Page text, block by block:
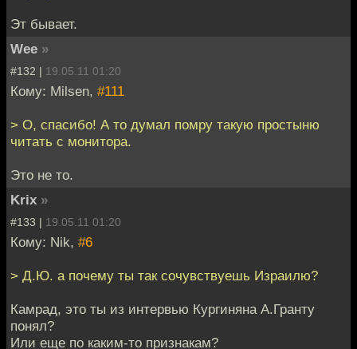
Эт бывает.
Wee »
#132 | 19.05.11 01:20
Кому: Milsen, #111
> О, спасибо! А то думал помру такую простыню
читать с монитора.
Это не то.
Krix »
#133 | 19.05.11 01:20
Кому: Nik, #6
> Д.Ю. а почему ты так сочувствуешь Израилю?
Камрад, это ты из интервью Кургиняна А.Гранту
понял?
Или еще по каким-то признакам?